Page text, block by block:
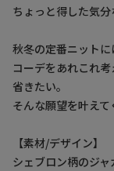
ちょっと得した気
秋冬の定番ニットに
コーデをあれこれ
省きたい。
そんな願望を叶え
【素材/デザイン】
シェブロン柄のジ